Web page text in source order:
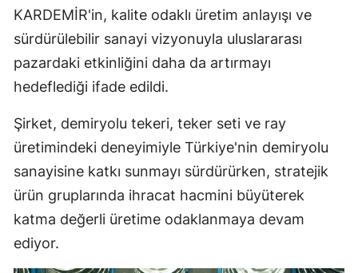
KARDEMİR'in, kalite odaklı üretim anlayışı ve
sürdürülebilir sanayi vizyonuyla uluslararası
pazardaki etkinliğini daha da artırmayı
hedeflediği ifade edildi.
Şirket, demiryolu tekeri, teker seti ve ray
üretimindeki deneyimiyle Türkiye'nin demiryolu
sanayisine katkı sunmayı sürdürürken, stratejik
ürün gruplarında ihracat hacmini büyüterek
katma değerli üretime odaklanmaya devam
ediyor.